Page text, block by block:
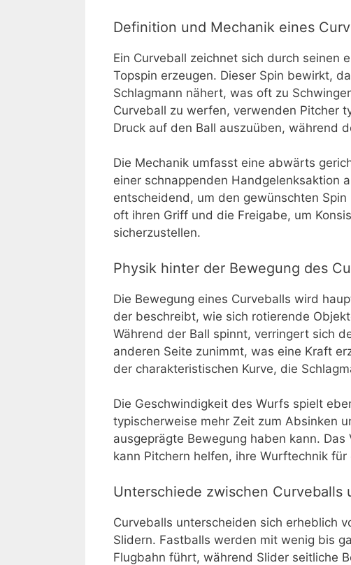
Definition und Mechanik eines
Ein Curveball zeichnet sich durch seinen
Topspin erzeugen. Dieser Spin bewirkt,
Schlagmann nähert, was oft zu
Curveball zu werfen, verwenden Pitcher
Druck auf den Ball auszuüben, während
Die Mechanik umfasst eine abwärts
einer schnappenden Handgelenksaktion
entscheidend, um den gewünschten
oft ihren Griff und die Freigabe, um
sicherzustellen.
Physik hinter der Bewegung des
Die Bewegung eines Curveballs wird
der beschreibt, wie sich rotierende
Während der Ball spinnt, verringert sich
anderen Seite zunimmt, was eine Kraft
der charakteristischen Kurve, die
Die Geschwindigkeit des Wurfs spielt
typischerweise mehr Zeit zum Absinken
ausgeprägte Bewegung haben kann.
kann Pitchern helfen, ihre Wurftechnik
Unterschiede zwischen Curveballs
Curveballs unterscheiden sich erheblich
Slidern. Fastballs werden mit wenig bis
Flugbahn führt, während Slider seitliche